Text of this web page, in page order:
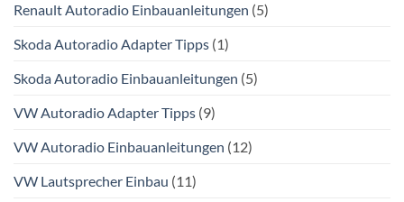
Renault Autoradio Einbauanleitungen (5)
Skoda Autoradio Adapter Tipps (1)
Skoda Autoradio Einbauanleitungen (5)
VW Autoradio Adapter Tipps (9)
VW Autoradio Einbauanleitungen (12)
VW Lautsprecher Einbau (11)